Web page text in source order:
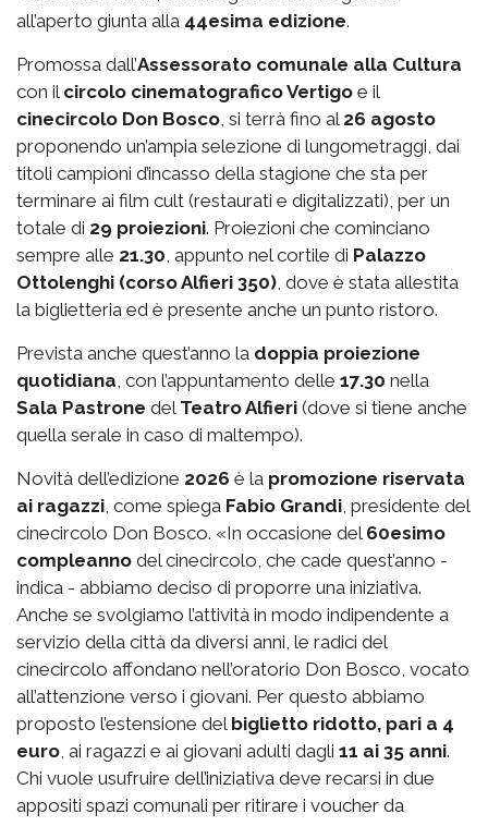
all’aperto giunta alla 44esima edizione.
Promossa dall’Assessorato comunale alla Cultura
con il circolo cinematografico Vertigo e il
cinecircolo Don Bosco, si terrà fino al 26 agosto
proponendo un’ampia selezione di lungometraggi, dai
titoli campioni d’incasso della stagione che sta per
terminare ai film cult (restaurati e digitalizzati), per un
totale di 29 proiezioni. Proiezioni che cominciano
sempre alle 21.30, appunto nel cortile di Palazzo
Ottolenghi (corso Alfieri 350), dove è stata allestita
la biglietteria ed è presente anche un punto ristoro.
Prevista anche quest’anno la doppia proiezione
quotidiana, con l’appuntamento delle 17.30 nella
Sala Pastrone del Teatro Alfieri (dove si tiene anche
quella serale in caso di maltempo).
Novità dell’edizione 2026 è la promozione riservata
ai ragazzi, come spiega Fabio Grandi, presidente del
cinecircolo Don Bosco. «In occasione del 60esimo
compleanno del cinecircolo, che cade quest’anno -
indica - abbiamo deciso di proporre una iniziativa.
Anche se svolgiamo l’attività in modo indipendente a
servizio della città da diversi anni, le radici del
cinecircolo affondano nell’oratorio Don Bosco, vocato
all’attenzione verso i giovani. Per questo abbiamo
proposto l’estensione del biglietto ridotto, pari a 4
euro, ai ragazzi e ai giovani adulti dagli 11 ai 35 anni.
Chi vuole usufruire dell’iniziativa deve recarsi in due
appositi spazi comunali per ritirare i voucher da